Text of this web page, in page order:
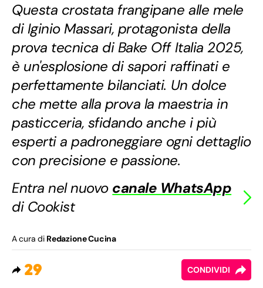
Questa crostata frangipane alle mele
di Iginio Massari, protagonista della
prova tecnica di Bake Off Italia 2025,
è un'esplosione di sapori raffinati e
perfettamente bilanciati. Un dolce
che mette alla prova la maestria in
pasticceria, sfidando anche i più
esperti a padroneggiare ogni dettaglio
con precisione e passione.
Entra nel nuovo canale WhatsApp
di Cookist
A cura di Redazione Cucina
29 CONDIVIDI